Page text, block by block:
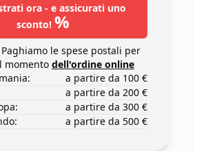
ora - e assicurati uno
sconto! %
le spese postali per
momento dell'ordine online
a partire da 100 €
a partire da 200 €
a partire da 300 €
a partire da 500 €